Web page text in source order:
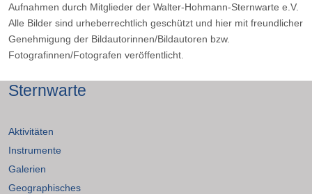
Aufnahmen durch Mitglieder der Walter-Hohmann-Sternwarte e.V.
Alle Bilder sind urheberrechtlich geschützt und hier mit freundlicher
Genehmigung der Bildautorinnen/Bildautoren bzw.
Fotografinnen/Fotografen veröffentlicht.
Sternwarte
Aktivitäten
Instrumente
Galerien
Geographisches